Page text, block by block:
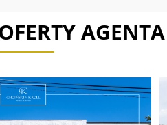
AGENTA